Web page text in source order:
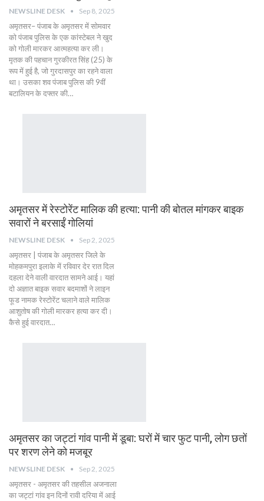
NEWSLINE DESK Sep 8, 2025
अमृतसर– पंजाब के अमृतसर में सोमवार
को पंजाब पुलिस के एक कांस्टेबल ने खुद
को गोली मारकर आत्महत्या कर ली।
मृतक की पहचान गुरकीरत सिंह (25) के
रूप में हुई है, जो गुरदासपुर का रहने वाला
था। उसका शव पंजाब पुलिस की 9वीं
बटालियन के दफ्तर की…
अमृतसर में रेस्टोरेंट मालिक की हत्या: पानी की बोतल मांगकर बाइक
सवारों ने बरसाईं गोलियां
NEWSLINE DESK Sep 2, 2025
अमृतसर | पंजाब के अमृतसर जिले के
मोहकमपुरा इलाके में रविवार देर रात दिल
दहला देने वाली वारदात सामने आई। यहां
दो अज्ञात बाइक सवार बदमाशों ने लाइन
फूड नामक रेस्टोरेंट चलाने वाले मालिक
आशुतोष की गोली मारकर हत्या कर दी।
कैसे हुई वारदात…
अमृतसर का जट्टां गांव पानी में डूबा: घरों में चार फुट पानी, लोग छतों
पर शरण लेने को मजबूर
NEWSLINE DESK Sep 2, 2025
अमृतसर - अमृतसर की तहसील अजनाला
का जट्टां गांव इन दिनों रावी दरिया में आई